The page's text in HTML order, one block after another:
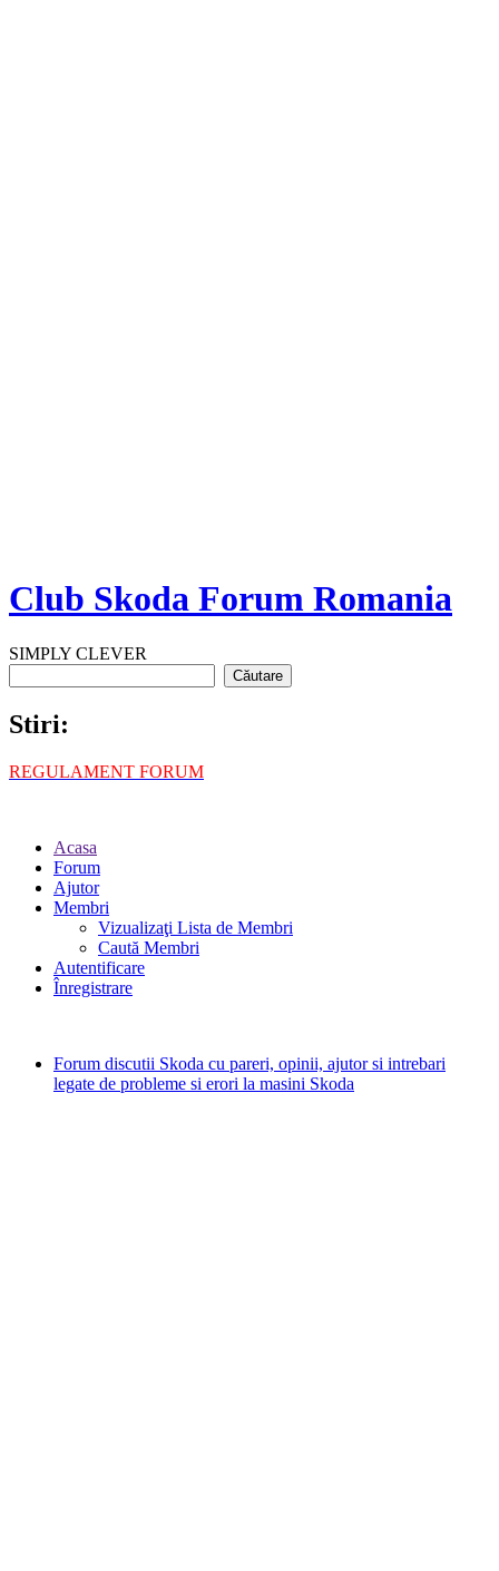
Club Skoda Forum Romania
SIMPLY CLEVER
Stiri:
REGULAMENT FORUM
Acasa
Forum
Ajutor
Membri
Vizualizaţi Lista de Membri
Caută Membri
Autentificare
Înregistrare
Forum discutii Skoda cu pareri, opinii, ajutor si intrebari
legate de probleme si erori la masini Skoda